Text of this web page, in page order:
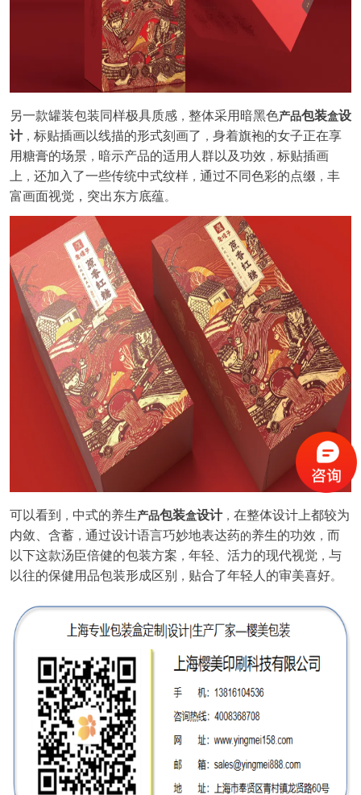
另一款罐装包装同样极具质感， 整体采用暗黑色产品包装盒设
计， 标贴插画以线描的形式刻画了 ， 身着旗袍的女子正在享
用糖膏的场景， 暗示产品的适用人群以及功效 ， 标贴插画
上 ， 还加入了一些传统中式纹样， 通过不同色彩的点缀 ， 丰
富画面视觉，突出东方底蕴。
可以看到 ， 中式的养生产品包装盒设计， 在整体设计上都较为
内敛、含蓄 ， 通过设计语言巧妙地表达药的养生的功效 ， 而
以下这款汤臣倍健的包装方案 ， 年轻、活力的现代视觉， 与
以往的保健用品包装形成区别
， 贴合了年轻人的审美喜好。